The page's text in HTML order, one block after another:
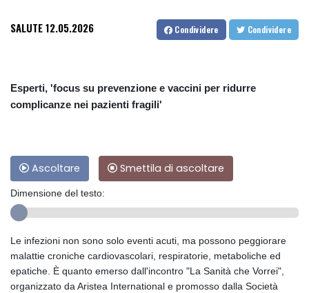
SALUTE12.05.2026 Condividere Condividere
Esperti, 'focus su prevenzione e vaccini per ridurre
complicanze nei pazienti fragili'
Ascoltare Smettila di ascoltare
Dimensione del testo:
Le infezioni non sono solo eventi acuti, ma possono peggiorare
malattie croniche cardiovascolari, respiratorie, metaboliche ed
epatiche. È quanto emerso dall'incontro "La Sanità che Vorrei",
organizzato da Aristea International e promosso dalla Società